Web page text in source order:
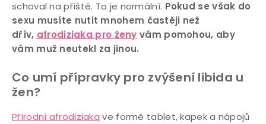
schoval na příště. To je normální. Pokud se však do
sexu musíte nutit mnohem častěji než
dřív, afrodiziaka pro ženy vám pomohou, aby
vám muž neutekl za jinou.
Co umí přípravky pro zvýšení libida u
žen?
Přírodní afrodiziaka ve formě tablet, kapek a nápojů